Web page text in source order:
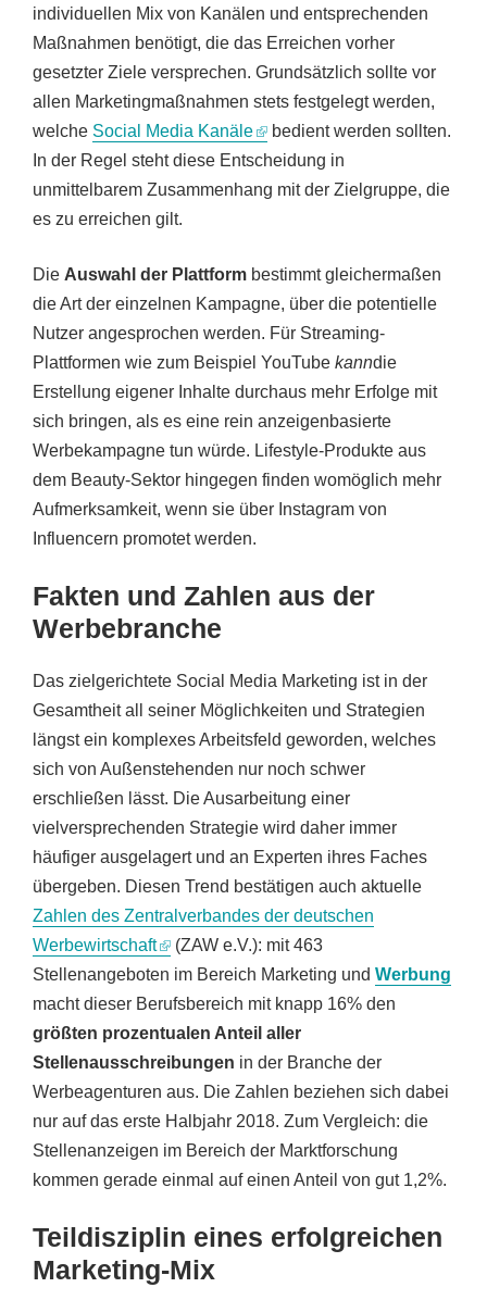
individuellen Mix von Kanälen und entsprechenden
Maßnahmen benötigt, die das Erreichen vorher
gesetzter Ziele versprechen. Grundsätzlich sollte vor
allen Marketingmaßnahmen stets festgelegt werden,
welche Social Media Kanäle
bedient werden sollten.
In der Regel steht diese Entscheidung in
unmittelbarem Zusammenhang mit der Zielgruppe, die
es zu erreichen gilt.
Die Auswahl der Plattform bestimmt gleichermaßen
die Art der einzelnen Kampagne, über die potentielle
Nutzer angesprochen werden. Für Streaming-
Plattformen wie zum Beispiel YouTube kanndie
Erstellung eigener Inhalte durchaus mehr Erfolge mit
sich bringen, als es eine rein anzeigenbasierte
Werbekampagne tun würde. Lifestyle-Produkte aus
dem Beauty-Sektor hingegen finden womöglich mehr
Aufmerksamkeit, wenn sie über Instagram von
Influencern promotet werden.
Fakten und Zahlen aus der
Werbebranche
Das zielgerichtete Social Media Marketing ist in der
Gesamtheit all seiner Möglichkeiten und Strategien
längst ein komplexes Arbeitsfeld geworden, welches
sich von Außenstehenden nur noch schwer
erschließen lässt. Die Ausarbeitung einer
vielversprechenden Strategie wird daher immer
häufiger ausgelagert und an Experten ihres Faches
übergeben. Diesen Trend bestätigen auch aktuelle
Zahlen des Zentralverbandes der deutschen
Werbewirtschaft
(ZAW e.V.): mit 463
Stellenangeboten im Bereich Marketing und Werbung
macht dieser Berufsbereich mit knapp 16% den
größten prozentualen Anteil aller
Stellenausschreibungen in der Branche der
Werbeagenturen aus. Die Zahlen beziehen sich dabei
nur auf das erste Halbjahr 2018. Zum Vergleich: die
Stellenanzeigen im Bereich der Marktforschung
kommen gerade einmal auf einen Anteil von gut 1,2%.
Teildisziplin eines erfolgreichen
Marketing-Mix